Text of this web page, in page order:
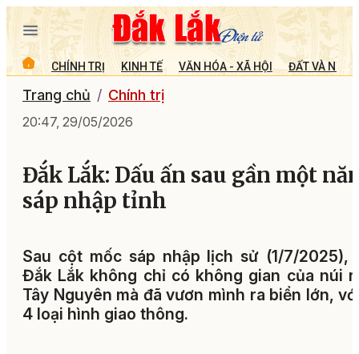
CHÍNH TRỊ KINH TẾ VĂN HÓA - XÃ HỘI ĐẤT VÀ
Trang chủ Chính trị
20:47, 29/05/2026
Đắk Lắk: Dấu ấn sau gần một
sáp nhập tỉnh
Sau cột mốc sáp nhập lịch sử (1/7/2025),
Đắk Lắk không chỉ có không gian của núi
Tây Nguyên mà đã vươn mình ra biển lớn,
4 loại hình giao thông.